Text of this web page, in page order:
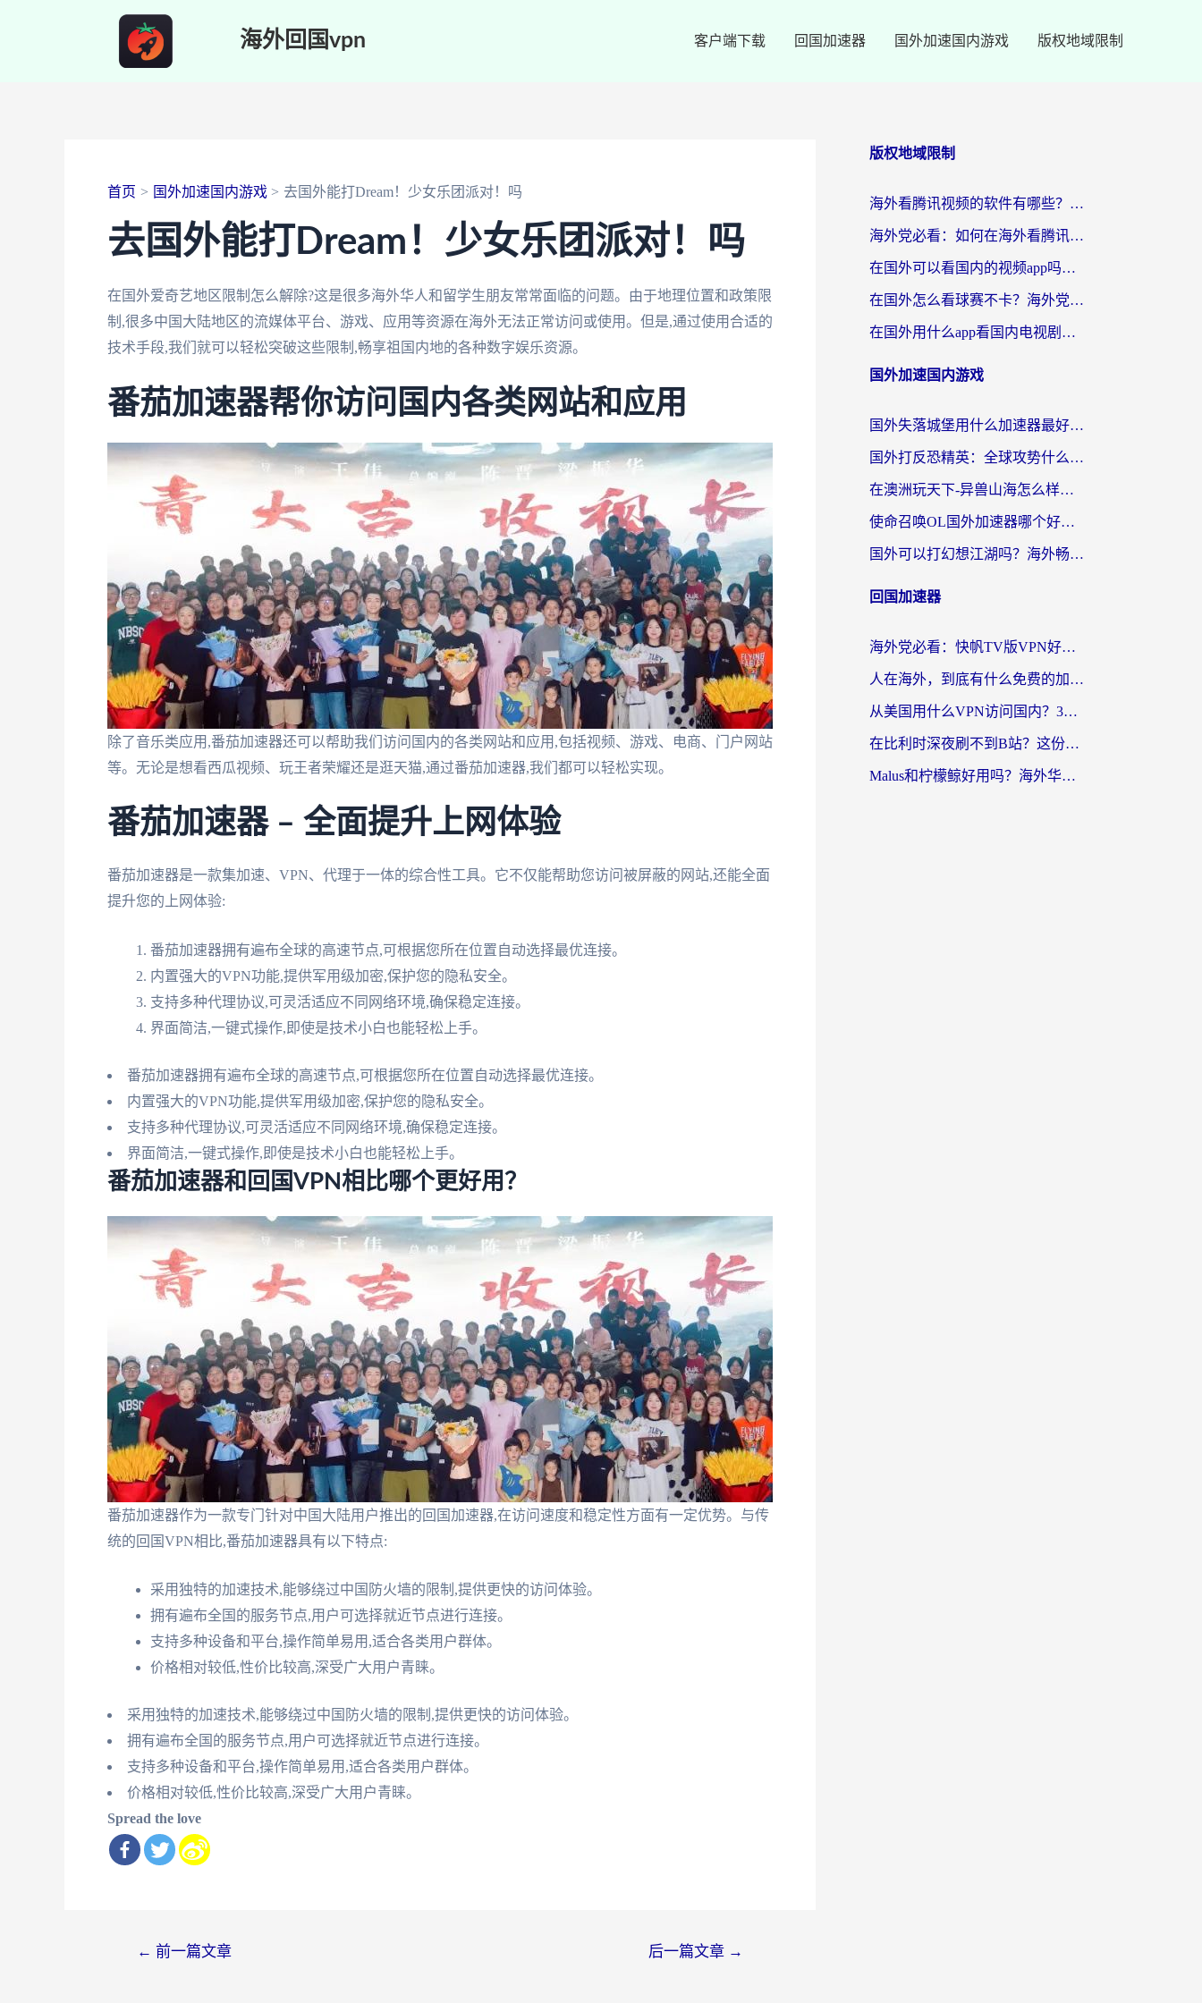
海外回国vpn 客户端下载 回国加速器 国外加速国内游戏 版权地域限制
首页 国外加速国内游戏 去国外能打Dream！少女乐团派对！吗
去国外能打Dream！少女乐团派对！吗
在国外爱奇艺地区限制怎么解除?这是很多海外华人和留学生朋友常常面临的问题。由于地理位置和政策限
制,很多中国大陆地区的流媒体平台、游戏、应用等资源在海外无法正常访问或使用。但是,通过使用合适的
技术手段,我们就可以轻松突破这些限制,畅享祖国内地的各种数字娱乐资源。
番茄加速器帮你访问国内各类网站和应用
除了音乐类应用,番茄加速器还可以帮助我们访问国内的各类网站和应用,包括视频、游戏、电商、门户网站
等。无论是想看西瓜视频、玩王者荣耀还是逛天猫,通过番茄加速器,我们都可以轻松实现。
番茄加速器 – 全面提升上网体验
番茄加速器是一款集加速、VPN、代理于一体的综合性工具。它不仅能帮助您访问被屏蔽的网站,还能全面
提升您的上网体验:
番茄加速器拥有遍布全球的高速节点,可根据您所在位置自动选择最优连接。
内置强大的VPN功能,提供军用级加密,保护您的隐私安全。
支持多种代理协议,可灵活适应不同网络环境,确保稳定连接。
界面简洁,一键式操作,即使是技术小白也能轻松上手。
番茄加速器拥有遍布全球的高速节点,可根据您所在位置自动选择最优连接。
内置强大的VPN功能,提供军用级加密,保护您的隐私安全。
支持多种代理协议,可灵活适应不同网络环境,确保稳定连接。
界面简洁,一键式操作,即使是技术小白也能轻松上手。
番茄加速器和回国VPN相比哪个更好用？
番茄加速器作为一款专门针对中国大陆用户推出的回国加速器,在访问速度和稳定性方面有一定优势。与传
统的回国VPN相比,番茄加速器具有以下特点:
采用独特的加速技术,能够绕过中国防火墙的限制,提供更快的访问体验。
拥有遍布全国的服务节点,用户可选择就近节点进行连接。
支持多种设备和平台,操作简单易用,适合各类用户群体。
价格相对较低,性价比较高,深受广大用户青睐。
采用独特的加速技术,能够绕过中国防火墙的限制,提供更快的访问体验。
拥有遍布全国的服务节点,用户可选择就近节点进行连接。
支持多种设备和平台,操作简单易用,适合各类用户群体。
价格相对较低,性价比较高,深受广大用户青睐。
Spread the love
← 前一篇文章 后一篇文章 →
版权地域限制
海外看腾讯视频的软件有哪些？2026实测有效，留学生都在用的回国加速器指南
海外党必看：如何在海外看腾讯体育？解决赛事直播地区限制的终极指南
在国外可以看国内的视频app吗知乎？海外党亲测有效的追剧加速方案
在国外怎么看球赛不卡？海外党专属体育直播自由指南
在国外用什么app看国内电视剧？3步解决版权限制+卡顿难题
国外加速国内游戏
国外失落城堡用什么加速器最好？一份来自老玩家的真实指南
国外打反恐精英：全球攻势什么加速器好用？2026海外玩家国服游戏加速终极指南
在澳洲玩天下-异兽山海怎么样才能不卡？一份给南半球玩家的自救指南
使命召唤OL国外加速器哪个好用？海外玩家亲测的国服游戏加速终极指南
国外可以打幻想江湖吗？海外畅玩国服游戏的终极指南
回国加速器
海外党必看：快帆TV版VPN好用吗？和Easyback VPN对比哪个回国效果更好？附2026真实测评
人在海外，到底有什么免费的加速器能让我安心追剧打游戏？
从美国用什么VPN访问国内？3年海外党亲测：选对工具才能无缝刷B站、看腾讯视频
在比利时深夜刷不到B站？这份回国加速器避坑指南请收好
Malus和柠檬鲸好用吗？海外华人亲测：回国加速器怎么选才不踩坑？